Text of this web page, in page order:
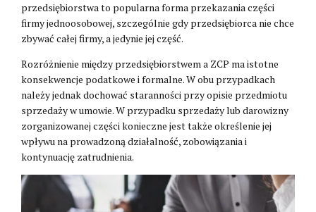
przedsiębiorstwa to popularna forma przekazania części
firmy jednoosobowej, szczególnie gdy przedsiębiorca nie chce
zbywać całej firmy, a jedynie jej część.
Rozróżnienie między przedsiębiorstwem a ZCP ma istotne
konsekwencje podatkowe i formalne. W obu przypadkach
należy jednak dochować staranności przy opisie przedmiotu
sprzedaży w umowie. W przypadku sprzedaży lub darowizny
zorganizowanej części konieczne jest także określenie jej
wpływu na prowadzoną działalność, zobowiązania i
kontynuację zatrudnienia.